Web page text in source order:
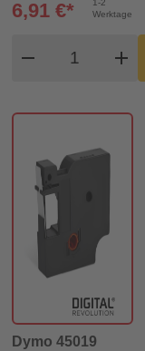
1-2
Werktage
6,91 €*
remove add
Dymo 45019